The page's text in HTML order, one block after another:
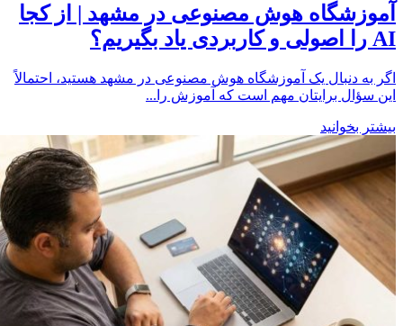
آموزشگاه هوش مصنوعی در مشهد | از کجا
AI را اصولی و کاربردی یاد بگیریم؟
اگر به دنبال یک آموزشگاه هوش مصنوعی در مشهد هستید، احتمالاً
این سؤال برایتان مهم است که آموزش را...
بیشتر بخوانید